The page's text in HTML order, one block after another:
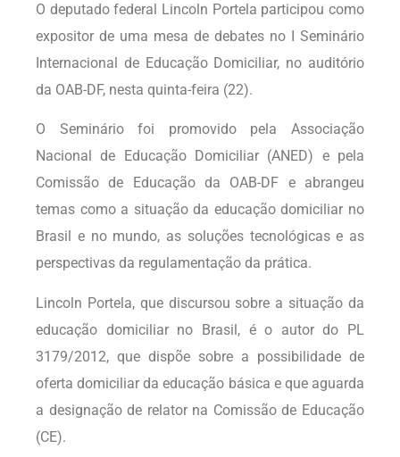
O deputado federal Lincoln Portela participou como
expositor de uma mesa de debates no I Seminário
Internacional de Educação Domiciliar, no auditório
da OAB-DF, nesta quinta-feira (22).
O Seminário foi promovido pela Associação
Nacional de Educação Domiciliar (ANED) e pela
Comissão de Educação da OAB-DF e abrangeu
temas como a situação da educação domiciliar no
Brasil e no mundo, as soluções tecnológicas e as
perspectivas da regulamentação da prática.
Lincoln Portela, que discursou sobre a situação da
educação domiciliar no Brasil, é o autor do PL
3179/2012, que dispõe sobre a possibilidade de
oferta domiciliar da educação básica e que aguarda
a designação de relator na Comissão de Educação
(CE).